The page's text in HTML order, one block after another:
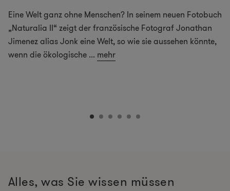
Eine Welt ganz ohne Menschen? In seinem neuen Fotobuch
„Naturalia II“ zeigt der französische Fotograf Jonathan
Jimenez alias Jonk eine Welt, so wie sie aussehen könnte,
wenn die ökologische ... mehr
Alles, was Sie wissen müssen